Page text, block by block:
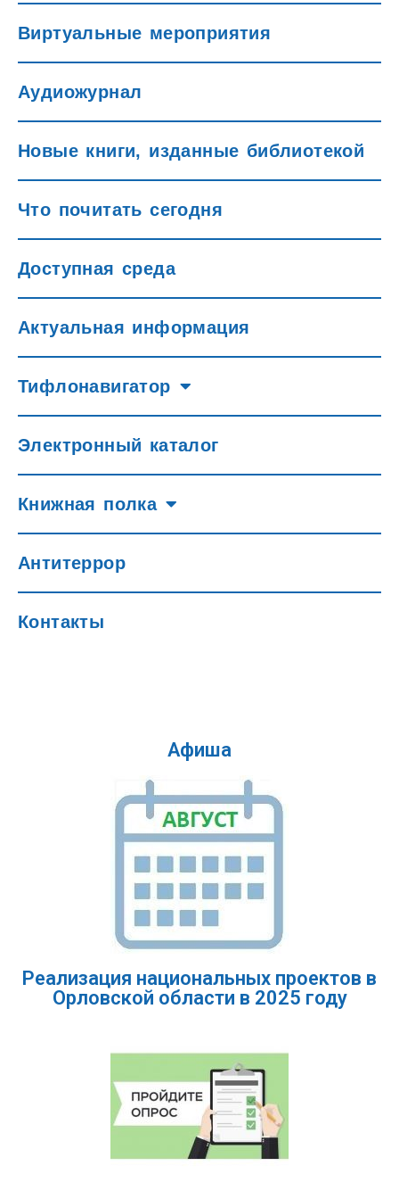
Виртуальные мероприятия
Аудиожурнал
Новые книги, изданные библиотекой
Что почитать сегодня
Доступная среда
Актуальная информация
Тифлонавигатор
Электронный каталог
Книжная полка
Антитеррор
Контакты
Афиша
Реализация национальных проектов в
Орловской области в 2025 году